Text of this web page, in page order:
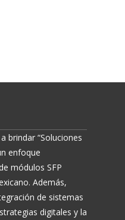
brindar “Soluciones
enfoque
módulos SFP
Además,
de sistemas
digitales y la